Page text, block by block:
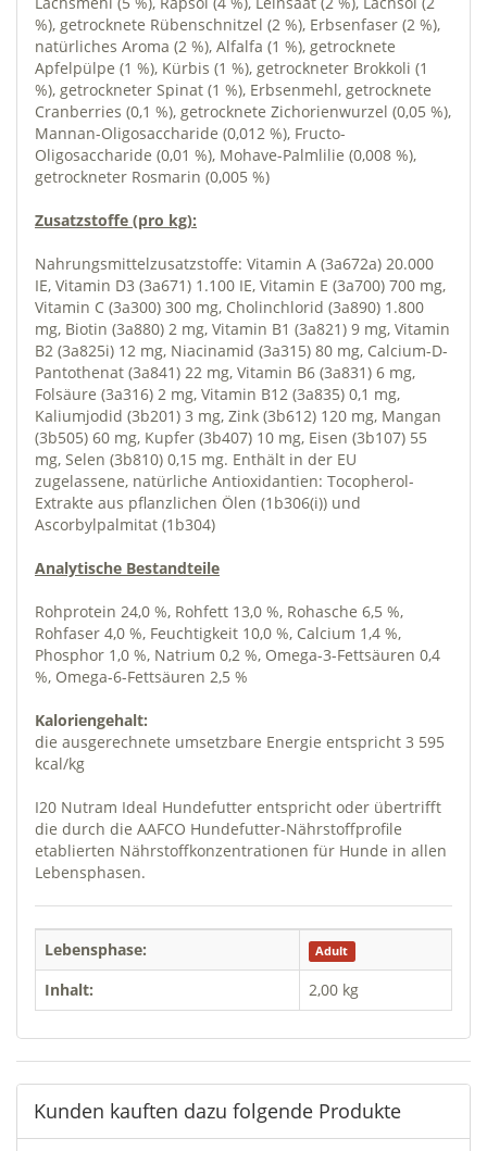
%), getrocknete Rübenschnitzel (2 %), Erbsenfaser (2 %),
natürliches Aroma (2 %), Alfalfa (1 %), getrocknete
Apfelpülpe (1 %), Kürbis (1 %), getrockneter Brokkoli (1
%), getrockneter Spinat (1 %), Erbsenmehl, getrocknete
Cranberries (0,1 %), getrocknete Zichorienwurzel (0,05 %),
Mannan-Oligosaccharide (0,012 %), Fructo-
Oligosaccharide (0,01 %), Mohave-Palmlilie (0,008 %),
getrockneter Rosmarin (0,005 %)
Zusatzstoffe (pro kg):
Nahrungsmittelzusatzstoffe: Vitamin A (3a672a) 20.000
IE, Vitamin D3 (3a671) 1.100 IE, Vitamin E (3a700) 700 mg,
Vitamin C (3a300) 300 mg, Cholinchlorid (3a890) 1.800
mg, Biotin (3a880) 2 mg, Vitamin B1 (3a821) 9 mg, Vitamin
B2 (3a825i) 12 mg, Niacinamid (3a315) 80 mg, Calcium-D-
Pantothenat (3a841) 22 mg, Vitamin B6 (3a831) 6 mg,
Folsäure (3a316) 2 mg, Vitamin B12 (3a835) 0,1 mg,
Kaliumjodid (3b201) 3 mg, Zink (3b612) 120 mg, Mangan
(3b505) 60 mg, Kupfer (3b407) 10 mg, Eisen (3b107) 55
mg, Selen (3b810) 0,15 mg. Enthält in der EU
zugelassene, natürliche Antioxidantien: Tocopherol-
Extrakte aus pflanzlichen Ölen (1b306(i)) und
Ascorbylpalmitat (1b304)
Analytische Bestandteile
Rohprotein 24,0 %, Rohfett 13,0 %, Rohasche 6,5 %,
Rohfaser 4,0 %, Feuchtigkeit 10,0 %, Calcium 1,4 %,
Phosphor 1,0 %, Natrium 0,2 %, Omega-3-Fettsäuren 0,4
%, Omega-6-Fettsäuren 2,5 %
Kaloriengehalt:
die ausgerechnete umsetzbare Energie entspricht 3 595
kcal/kg
I20 Nutram Ideal Hundefutter entspricht oder übertrifft
die durch die AAFCO Hundefutter-Nährstoffprofile
etablierten Nährstoffkonzentrationen für Hunde in allen
Lebensphasen.
Lebensphase: Adult
Inhalt: 2,00 kg
Kunden kauften dazu folgende Produkte